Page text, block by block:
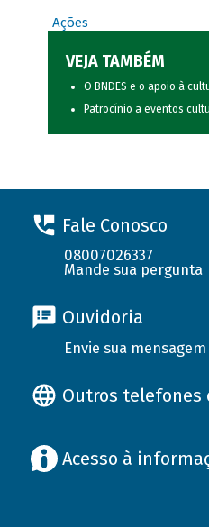
Ações
VEJA TAMBÉM
O BNDES e o apoio à
Patrocínio a eventos
Fale Conosco
08007026337
Mande sua pergunta
Ouvidoria
Envie sua mensagem
Outros telefones
Acesso à